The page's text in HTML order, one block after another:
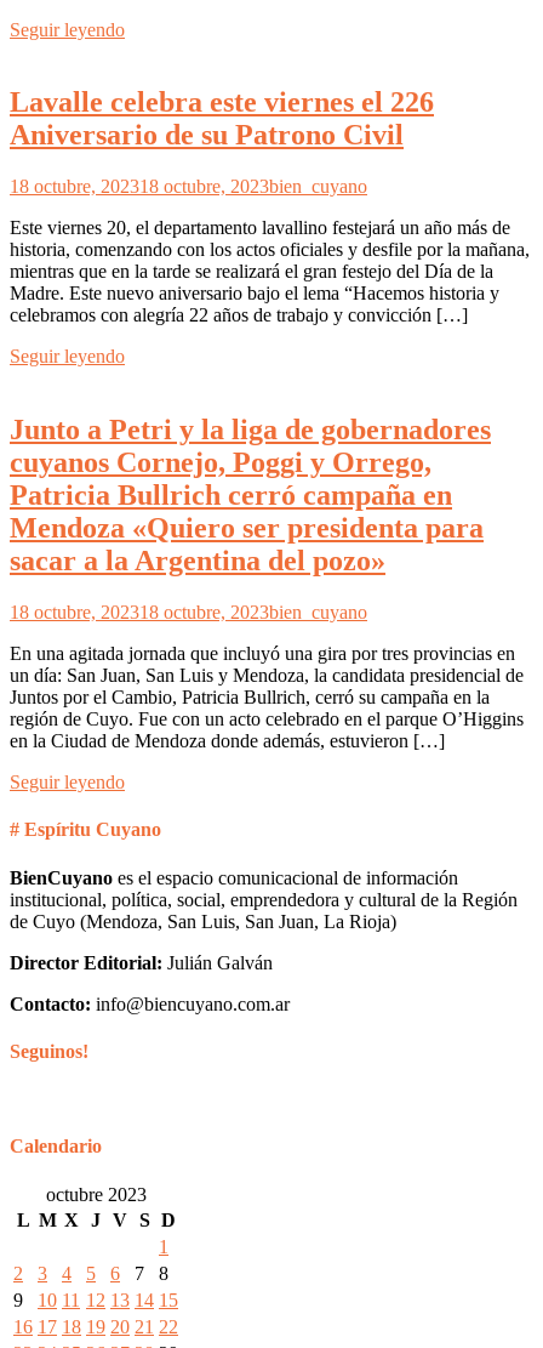
Seguir leyendo
Lavalle celebra este viernes el 226
Aniversario de su Patrono Civil
18 octubre, 202318 octubre, 2023bien_cuyano
Este viernes 20, el departamento lavallino festejará un año más de
historia, comenzando con los actos oficiales y desfile por la mañana,
mientras que en la tarde se realizará el gran festejo del Día de la
Madre. Este nuevo aniversario bajo el lema “Hacemos historia y
celebramos con alegría 22 años de trabajo y convicción […]
Seguir leyendo
Junto a Petri y la liga de gobernadores
cuyanos Cornejo, Poggi y Orrego,
Patricia Bullrich cerró campaña en
Mendoza «Quiero ser presidenta para
sacar a la Argentina del pozo»
18 octubre, 202318 octubre, 2023bien_cuyano
En una agitada jornada que incluyó una gira por tres provincias en
un día: San Juan, San Luis y Mendoza, la candidata presidencial de
Juntos por el Cambio, Patricia Bullrich, cerró su campaña en la
región de Cuyo. Fue con un acto celebrado en el parque O’Higgins
en la Ciudad de Mendoza donde además, estuvieron […]
Seguir leyendo
# Espíritu Cuyano
BienCuyano es el espacio comunicacional de información
institucional, política, social, emprendedora y cultural de la Región
de Cuyo (Mendoza, San Luis, San Juan, La Rioja)
Director Editorial: Julián Galván
Contacto: info@biencuyano.com.ar
Seguinos!
Calendario
octubre 2023
L M X J V S D
1
2
3 4 5 6 7
8
9
10 11 12 13 14 15
16 17 18 19 20 21 22